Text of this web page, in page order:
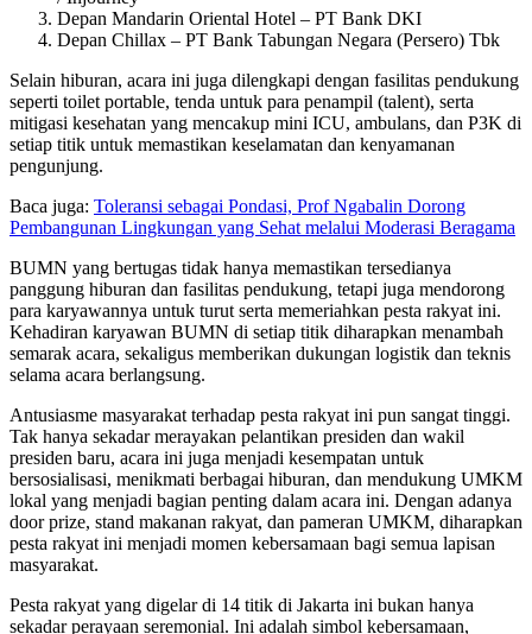
Depan Mandarin Oriental Hotel – PT Bank DKI
Depan Chillax – PT Bank Tabungan Negara (Persero) Tbk
Selain hiburan, acara ini juga dilengkapi dengan fasilitas pendukung
seperti toilet portable, tenda untuk para penampil (talent), serta
mitigasi kesehatan yang mencakup mini ICU, ambulans, dan P3K di
setiap titik untuk memastikan keselamatan dan kenyamanan
pengunjung.
Baca juga: Toleransi sebagai Pondasi, Prof Ngabalin Dorong
Pembangunan Lingkungan yang Sehat melalui Moderasi Beragama
BUMN yang bertugas tidak hanya memastikan tersedianya
panggung hiburan dan fasilitas pendukung, tetapi juga mendorong
para karyawannya untuk turut serta memeriahkan pesta rakyat ini.
Kehadiran karyawan BUMN di setiap titik diharapkan menambah
semarak acara, sekaligus memberikan dukungan logistik dan teknis
selama acara berlangsung.
Antusiasme masyarakat terhadap pesta rakyat ini pun sangat tinggi.
Tak hanya sekadar merayakan pelantikan presiden dan wakil
presiden baru, acara ini juga menjadi kesempatan untuk
bersosialisasi, menikmati berbagai hiburan, dan mendukung UMKM
lokal yang menjadi bagian penting dalam acara ini. Dengan adanya
door prize, stand makanan rakyat, dan pameran UMKM, diharapkan
pesta rakyat ini menjadi momen kebersamaan bagi semua lapisan
masyarakat.
Pesta rakyat yang digelar di 14 titik di Jakarta ini bukan hanya
sekadar perayaan seremonial. Ini adalah simbol kebersamaan,